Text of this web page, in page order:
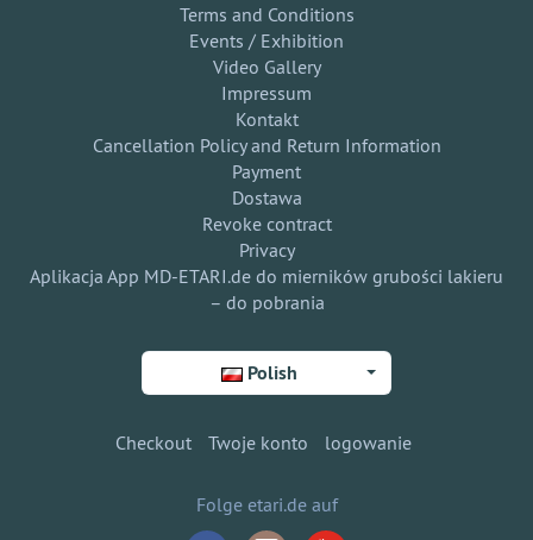
Terms and Conditions
Events / Exhibition
Video Gallery
Impressum
Kontakt
Cancellation Policy and Return Information
Payment
Dostawa
Revoke contract
Privacy
Aplikacja App MD-ETARI.de do mierników grubości lakieru
– do pobrania
Polish
Checkout Twoje konto logowanie
Folge etari.de auf